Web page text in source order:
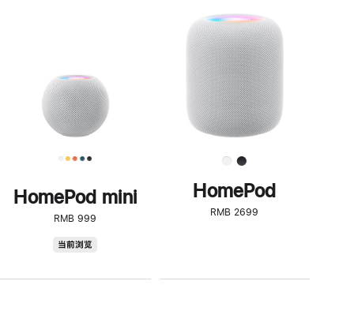
HomePod mini
RMB 999
当前浏览
步
了
解
HomePod<
HomePod
RMB 2699